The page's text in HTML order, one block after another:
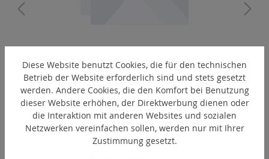
0011868
Umbausatz Abluftschlauch kpl.
Produktgalerie überspringen
Ähnliche Artikel
Diese Website benutzt Cookies, die für den technischen
Betrieb der Website erforderlich sind und stets gesetzt
werden. Andere Cookies, die den Komfort bei Benutzung
dieser Website erhöhen, der Direktwerbung dienen oder
die Interaktion mit anderen Websites und sozialen
Netzwerken vereinfachen sollen, werden nur mit Ihrer
Zustimmung gesetzt.